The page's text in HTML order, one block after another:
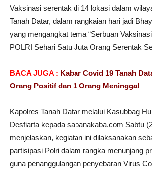
Vaksinasi serentak di 14 lokasi dalam
Tanah Datar, dalam rangkaian hari jadi
yang mengangkat tema “Serbuan
POLRI Sehari Satu Juta Orang Serentak
BACA JUGA : Kabar Covid 19 Tanah
Orang Positif dan 1 Orang Meninggal
Kapolres Tanah Datar melalui Kasubbag
Desfiarta kepada sabanakaba.com Sabtu
menjelaskan, kegiatan ini dilaksanakan
partisipasi Polri dalam rangka menunjang
guna penanggulangan penyebaran Virus